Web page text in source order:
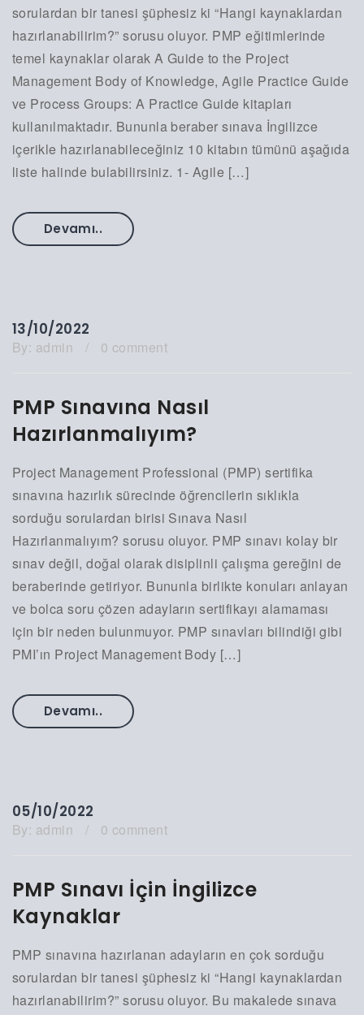
sorulardan bir tanesi şüphesiz ki “Hangi kaynaklardan
hazırlanabilirim?” sorusu oluyor. PMP eğitimlerinde
temel kaynaklar olarak A Guide to the Project
Management Body of Knowledge, Agile Practice Guide
ve Process Groups: A Practice Guide kitapları
kullanılmaktadır. Bununla beraber sınava İngilizce
içerikle hazırlanabileceğiniz 10 kitabın tümünü aşağıda
liste halinde bulabilirsiniz. 1- Agile […]
Devamı..
13/10/2022
By: admin / 0 comment
PMP Sınavına Nasıl
Hazırlanmalıyım?
Project Management Professional (PMP) sertifika
sınavına hazırlık sürecinde öğrencilerin sıklıkla
sorduğu sorulardan birisi Sınava Nasıl
Hazırlanmalıyım? sorusu oluyor. PMP sınavı kolay bir
sınav değil, doğal olarak disiplinli çalışma gereğini de
beraberinde getiriyor. Bununla birlikte konuları anlayan
ve bolca soru çözen adayların sertifikayı alamaması
için bir neden bulunmuyor. PMP sınavları bilindiği gibi
PMI’ın Project Management Body […]
Devamı..
05/10/2022
By: admin / 0 comment
PMP Sınavı İçin İngilizce
Kaynaklar
PMP sınavına hazırlanan adayların en çok sorduğu
sorulardan bir tanesi şüphesiz ki “Hangi kaynaklardan
hazırlanabilirim?” sorusu oluyor. Bu makalede sınava